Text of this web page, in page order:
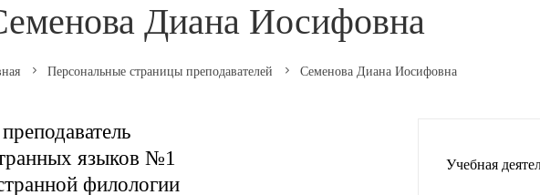
Диана Иосифовна
Персональные страницы преподавателей Семенова Диана Иосифовна
языков №1
филологии
Учебная